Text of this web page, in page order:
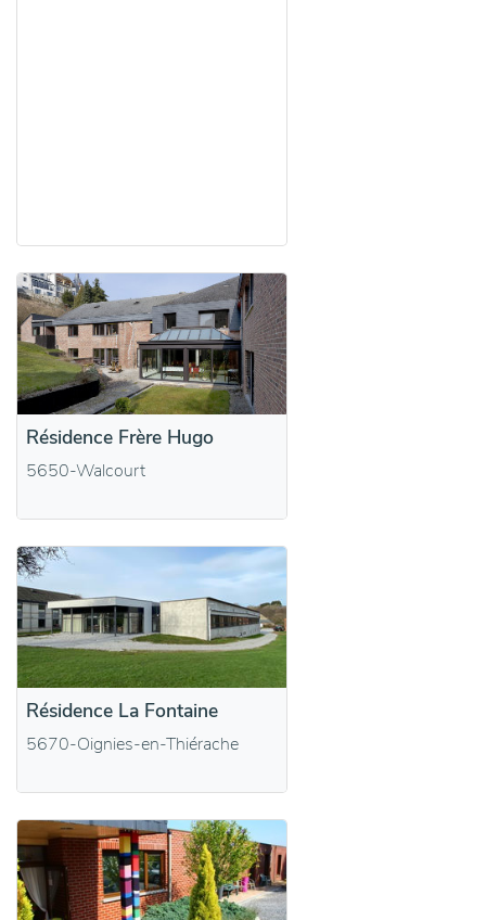
Résidence Frère Hugo
5650-Walcourt
Résidence La Fontaine
5670-Oignies-en-Thiérache